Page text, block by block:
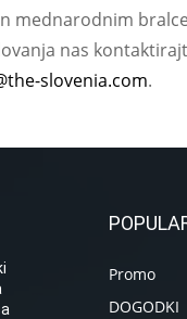
mednarodnim
nas
slovenia.com.
Promo
DOGODKI